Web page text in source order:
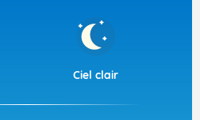
Ciel clair